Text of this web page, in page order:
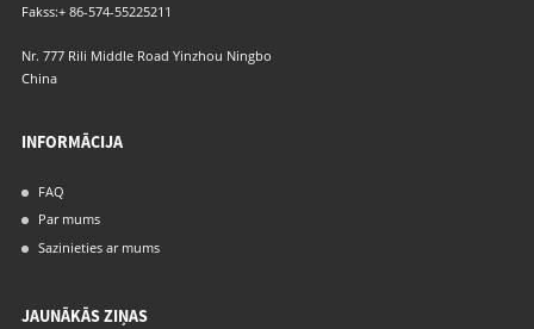
Fakss:+ 86-574-55225211
Nr. 777 Rili Middle Road Yinzhou Ningbo
China
INFORMĀCIJA
FAQ
Par mums
Sazinieties ar mums
JAUNĀKĀS ZIŅAS